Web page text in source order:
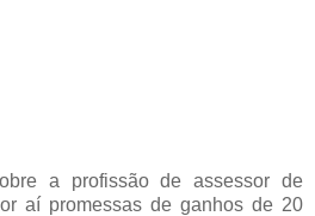
a profissão de assessor de
aí promessas de ganhos de 20